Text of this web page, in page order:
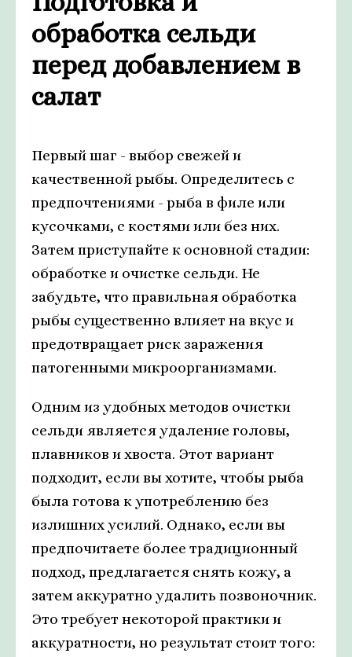
обработка сельди
перед добавлением в
салат
Первый шаг - выбор свежей и
качественной рыбы. Определитесь с
предпочтениями - рыба в филе или
кусочками, с костями или без них.
Затем приступайте к основной стадии:
обработке и очистке сельди. Не
забудьте, что правильная обработка
рыбы существенно влияет на вкус и
предотвращает риск заражения
патогенными микроорганизмами.
Одним из удобных методов очистки
сельди является удаление головы,
плавников и хвоста. Этот вариант
подходит, если вы хотите, чтобы рыба
была готова к употреблению без
излишних усилий. Однако, если вы
предпочитаете более традиционный
подход, предлагается снять кожу, а
затем аккуратно удалить позвоночник.
Это требует некоторой практики и
аккуратности, но результат стоит того: